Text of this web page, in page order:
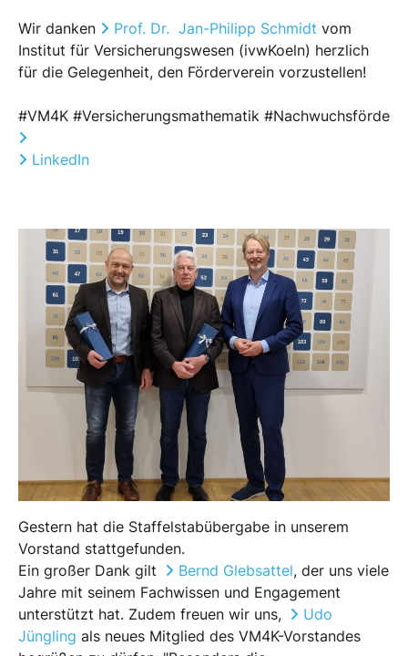
Wir danken Prof. Dr. Jan-Philipp Schmidt vom
Institut für Versicherungswesen (ivwKoeln) herzlich
für die Gelegenheit, den Förderverein vorzustellen!
#VM4K #Versicherungsmathematik #
LinkedIn
Gestern hat die Staffelstabübergabe in unserem
Vorstand stattgefunden.
Ein großer Dank gilt
Bernd Glebsattel, der uns viele
Jahre mit seinem Fachwissen und Engagement
unterstützt hat. Zudem freuen wir uns,
Udo
Jüngling als neues Mitglied des VM4K-Vorstandes